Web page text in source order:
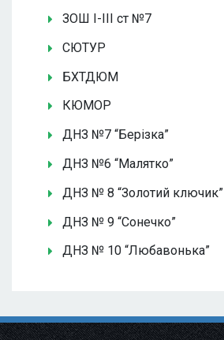
ЗОШ І-ІІІ ст №7
СЮТУР
БХТДЮМ
КЮМОР
ДНЗ №7 “Берізка”
ДНЗ №6 “Малятко”
ДНЗ № 8 “Золотий ключик”
ДНЗ № 9 “Сонечко”
ДНЗ № 10 “Любавонька”